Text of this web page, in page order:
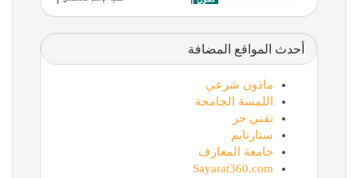
أحدث المواقع المضافة
ماذون شرعي
اللمسة الجامحة
تقني حر
ستارتايم
جامعة المعارف
Sayarat360.com